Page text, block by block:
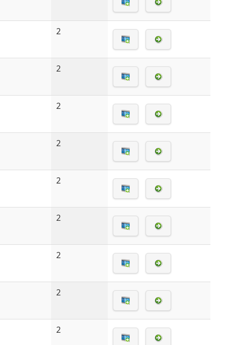
2
2
2
2
2
2
2
2
2